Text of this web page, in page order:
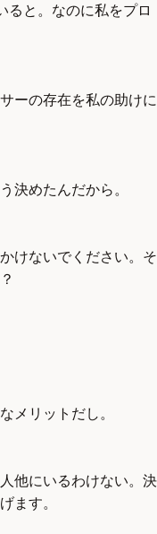
ると。なのに私をプロ
ーの存在を私の助けに
決めたんだから。
けないでください。そ
メリットだし。
他にいるわけない。決
ます。